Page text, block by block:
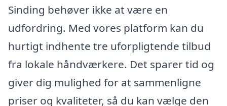
Sinding behøver ikke at være en
udfordring. Med vores platform kan du
hurtigt indhente tre uforpligtende tilbud
fra lokale håndværkere. Det sparer tid og
giver dig mulighed for at sammenligne
priser og kvaliteter, så du kan vælge den